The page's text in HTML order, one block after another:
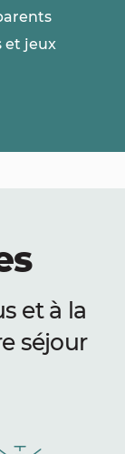
et jeux
et à la
séjour